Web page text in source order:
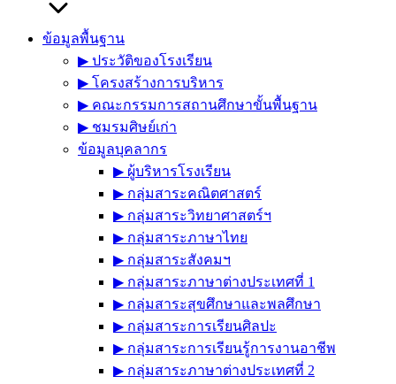
ข้อมูลพื้นฐาน
▶︎ ประวัติของโรงเรียน
▶︎ โครงสร้างการบริหาร
▶︎ คณะกรรมการสถานศึกษาขั้นพื้นฐาน
▶︎ ชมรมศิษย์เก่า
ข้อมูลบุคลากร
▶︎ ผู้บริหารโรงเรียน
▶︎ กลุ่มสาระคณิตศาสตร์
▶︎ กลุ่มสาระวิทยาศาสตร์ฯ
▶︎ กลุ่มสาระภาษาไทย
▶︎ กลุ่มสาระสังคมฯ
▶︎ กลุ่มสาระภาษาต่างประเทศที่ 1
▶︎ กลุ่มสาระสุขศึกษาและพลศึกษา
▶︎ กลุ่มสาระการเรียนศิลปะ
▶︎ กลุ่มสาระการเรียนรู้การงานอาชีพ
▶︎ กลุ่มสาระภาษาต่างประเทศที่ 2